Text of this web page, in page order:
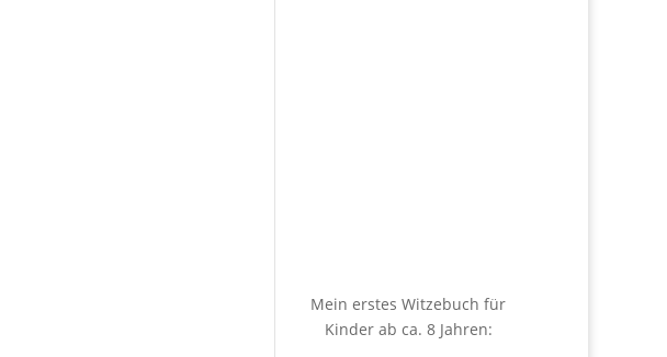
Mein erstes Witzebuch für
Kinder ab ca. 8 Jahren: